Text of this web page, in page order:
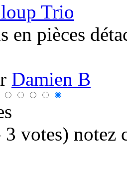
Trio
en pièces
Damien B
votes) notez